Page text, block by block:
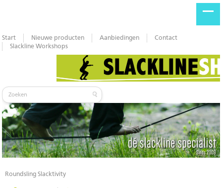
Start Nieuwe producten Aanbiedingen
Contact
Slackline Workshops
Roundsling Slacktivity